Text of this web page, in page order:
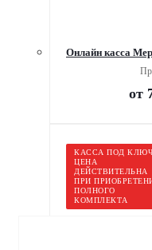
Онлайн касса
от
КАССА ПОД КЛЮЧ
ЦЕНА
ДЕЙСТВИТЕЛЬНА
ПРИ
ПОЛНОГО
КОМПЛЕКТА